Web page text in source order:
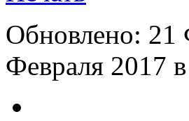
Обновлено: 21
Февраля 2017